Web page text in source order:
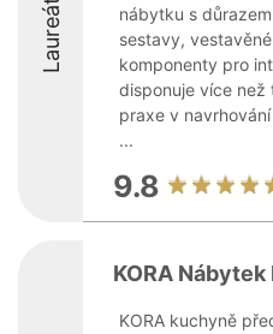
Laureáti
nábytku s
sestavy,
komponenty pro
disponuje více než
praxe v
...
9.8
KORA
KORA kuchyně